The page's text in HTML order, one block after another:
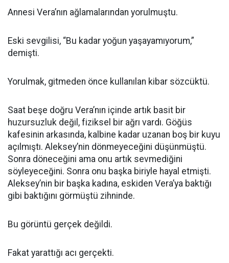
Annesi Vera’nın ağlamalarından yorulmuştu.
Eski sevgilisi, “Bu kadar yoğun yaşayamıyorum,”
demişti.
Yorulmak, gitmeden önce kullanılan kibar sözcüktü.
Saat beşe doğru Vera’nın içinde artık basit bir
huzursuzluk değil, fiziksel bir ağrı vardı. Göğüs
kafesinin arkasında, kalbine kadar uzanan boş bir kuyu
açılmıştı. Aleksey’nin dönmeyeceğini düşünmüştü.
Sonra döneceğini ama onu artık sevmediğini
söyleyeceğini. Sonra onu başka biriyle hayal etmişti.
Aleksey’nin bir başka kadına, eskiden Vera’ya baktığı
gibi baktığını görmüştü zihninde.
Bu görüntü gerçek değildi.
Fakat yarattığı acı gerçekti.